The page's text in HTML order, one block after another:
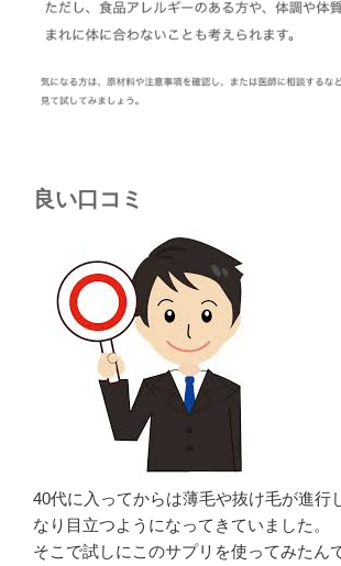
良い口コミ
40代に入ってからは薄毛や抜け毛が進行
なり目立つようになってきていました。
そこで試しにこのサプリを使ってみたん